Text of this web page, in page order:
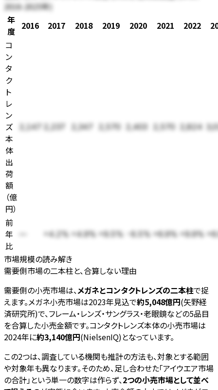
2016-2025年)
年
度 2016 2017 2018 2019 2020 2021 2022
コ
ン
タ
ク
ト
レ
ン
ズ
本
体
出
荷
額
（億
円）
2,147 2,237 2,347 2,570 2,403 2,570 2,824
前
年
比
+4.2% +4.9% +9.5% -6.5% +6.9% +9.9%
市場規模の読み解き
需要側市場の二本柱と、合算しない理由
需要側の小売市場は、メガネとコンタクトレンズの二本柱で捉
えます。メガネ小売市場は2023年見込で約5,048億円(矢野経
済研究所)で、フレーム・レンズ・サングラス・老眼鏡などの5品目
を合算した小売金額です。コンタクトレンズ本体の小売市場は
2024年に約3,140億円(NielsenIQ)となっています。
この2つは、調査している機関も推計の方法も、対象とする範囲
や対象年も異なります。そのため、足し合わせた「アイウエア市場
の合計」という単一の数字は作らず、2つの小売市場として並べ